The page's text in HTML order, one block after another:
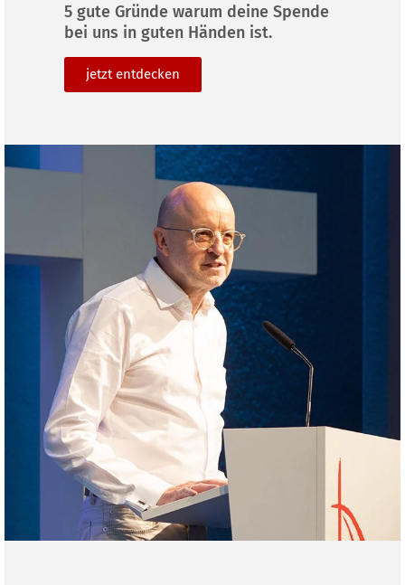
5 gute Gründe warum deine Spende
bei uns in guten Händen ist.
jetzt ent­de­cken